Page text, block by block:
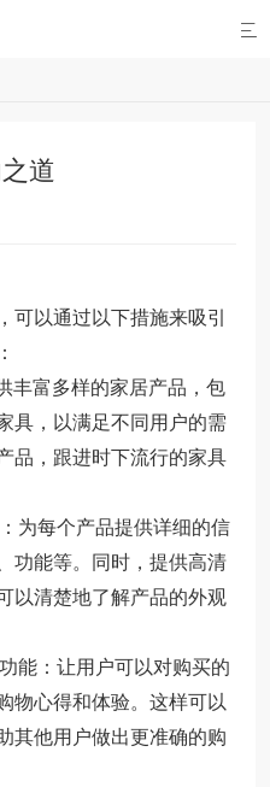

道
以通过以下措施来吸引
富多样的家居产品，包
具，以满足不同用户的需
品，跟进时下流行的家具
每个产品提供详细的信
功能等。同时，提供高清
以清楚地了解产品的外观
：让用户可以对购买的
物心得和体验。这样可以
其他用户做出更准确的购